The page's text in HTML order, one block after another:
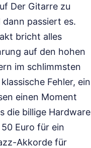
Der Gitarre zu
passiert es.
bricht alles
auf den hohen
im schlimmsten
Fehler, ein
einen Moment
die billige Hardware
Euro für ein
Akkorde für